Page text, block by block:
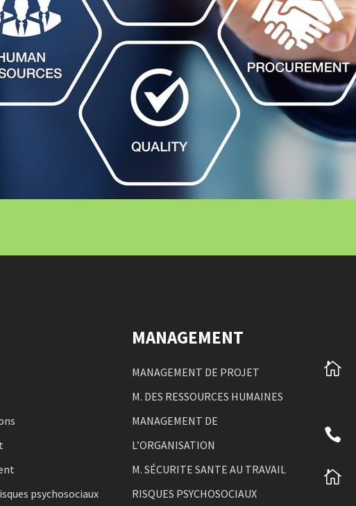
psychosociaux
MANAGEMENT
MANAGEMENT DE PROJET
M. DES RESSOURCES HUMAINES
MANAGEMENT DE
L’ORGANISATION
M. SÉCURITE SANTE AU TRAVAIL
RISQUES PSYCHOSOCIAUX


